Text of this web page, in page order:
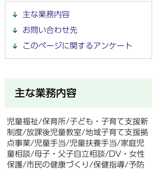
主な業務内容
お問い合わせ先
このページに関するアンケート
主な業務内容
児童福祉/保育所/子ども・子育て支援新
制度/放課後児童教室/地域子育て支援拠
点事業/児童手当/児童扶養手当/家庭児
童相談/母子・父子自立相談/DV・女性
保護/市民の健康づくり/保健指導/予防